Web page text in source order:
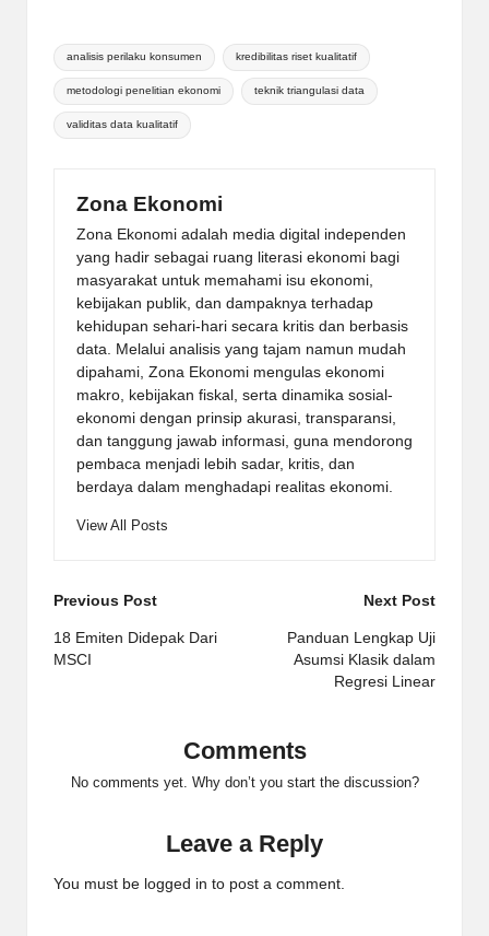
Tags:
analisis perilaku konsumen kredibilitas riset kualitatif
metodologi penelitian ekonomi teknik triangulasi data
validitas data kualitatif
Zona Ekonomi
Zona Ekonomi adalah media digital independen
yang hadir sebagai ruang literasi ekonomi bagi
masyarakat untuk memahami isu ekonomi,
kebijakan publik, dan dampaknya terhadap
kehidupan sehari-hari secara kritis dan berbasis
data. Melalui analisis yang tajam namun mudah
dipahami, Zona Ekonomi mengulas ekonomi
makro, kebijakan fiskal, serta dinamika sosial-
ekonomi dengan prinsip akurasi, transparansi,
dan tanggung jawab informasi, guna mendorong
pembaca menjadi lebih sadar, kritis, dan
berdaya dalam menghadapi realitas ekonomi.
View All Posts
Post
navigation
Previous Post
18 Emiten Didepak Dari
MSCI
Next Post
Panduan Lengkap Uji
Asumsi Klasik dalam
Regresi Linear
Comments
No comments yet. Why don’t you start the discussion?
Leave a Reply
You must be logged in to post a comment.